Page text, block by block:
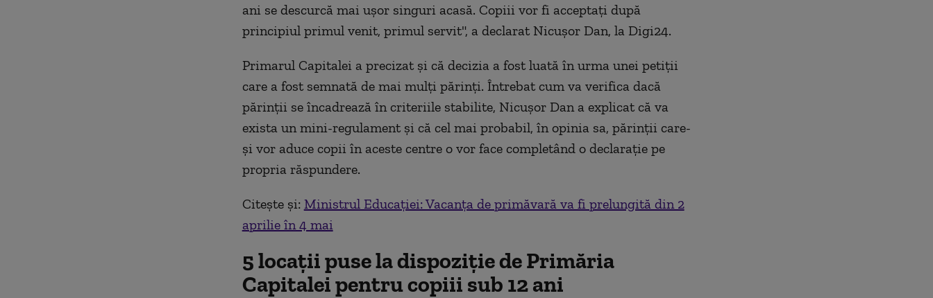
ani se descurcă mai ușor singuri acasă. Copiii vor fi acceptați după
principiul primul venit, primul servit", a declarat Nicușor Dan, la Digi24.
Primarul Capitalei a precizat și că decizia a fost luată în urma unei petiții
care a fost semnată de mai mulți părinți. Întrebat cum va verifica dacă
părinții se încadrează în criteriile stabilite, Nicușor Dan a explicat că va
exista un mini-regulament și că cel mai probabil, în opinia sa, părinții care-
și vor aduce copii în aceste centre o vor face completând o declarație pe
propria răspundere.
Citește și: Ministrul Educației: Vacanța de primăvară va fi prelungită din 2
aprilie în 4 mai
5 locații puse la dispoziție de Primăria
Capitalei pentru copiii sub 12 ani